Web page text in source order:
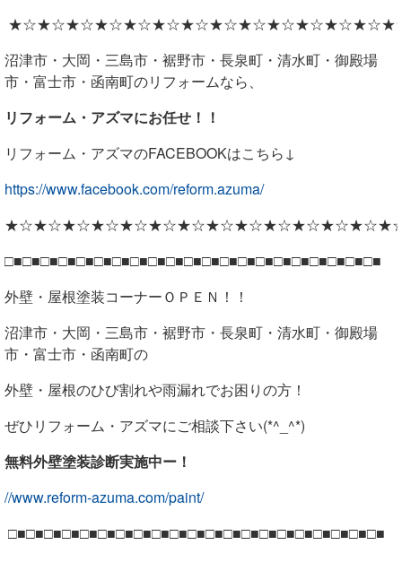
沼津市・大岡・三島市・裾野市・長泉町・清水町・御殿場
市・富士市・函南町のリフォームなら、
リフォーム・アズマにお任せ！！
リフォーム・アズマのFACEBOOKはこちら↓
https://www.facebook.com/reform.azuma/
□■□■□■□■□■□■□■□■□■□■□■□■□■□■□■□■□■□■□■□■□■
外壁・屋根塗装コーナーＯＰＥＮ！！
沼津市・大岡・三島市・裾野市・長泉町・清水町・御殿場
市・富士市・函南町の
外壁・屋根のひび割れや雨漏れでお困りの方！
ぜひリフォーム・アズマにご相談下さい(*^_^*)
無料外壁塗装診断実施中ー！
//www.reform-azuma.com/paint/
□■□■□■□■□■□■□■□■□■□■□■□■□■□■□■□■□■□■□■□■□■